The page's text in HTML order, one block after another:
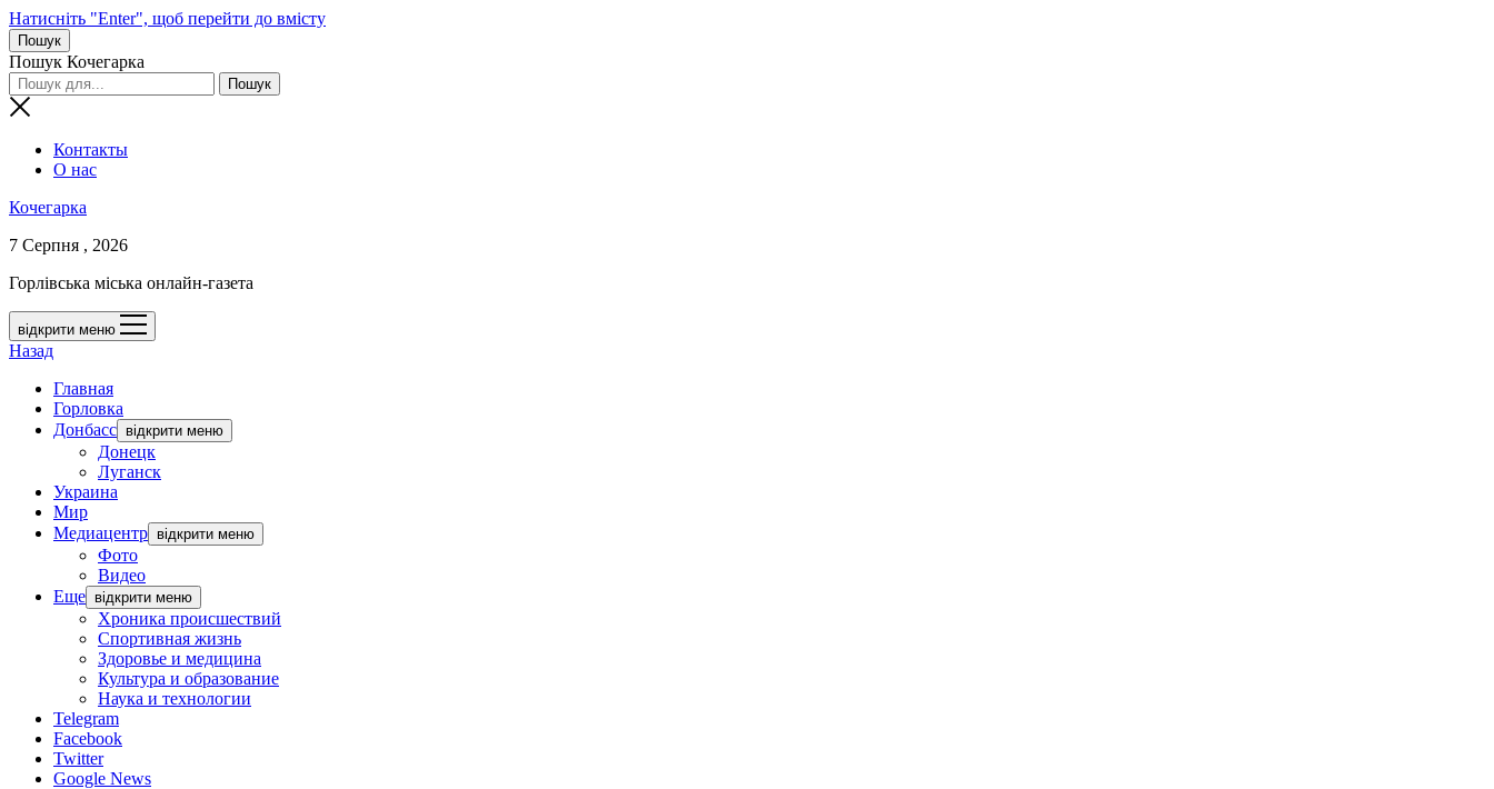
Натисніть "Enter", щоб перейти до вмісту
Пошук
Пошук Кочегарка
Контакты
О нас
Кочегарка
7 Серпня , 2026
Горлівська міська онлайн-газета
відкрити меню
Назад
Главная
Горловка
Донбасс відкрити меню
Донецк
Луганск
Украина
Мир
Медиацентр відкрити меню
Фото
Видео
Еще відкрити меню
Хроника происшествий
Спортивная жизнь
Здоровье и медицина
Культура и образование
Наука и технологии
Telegram
Facebook
Twitter
Google News